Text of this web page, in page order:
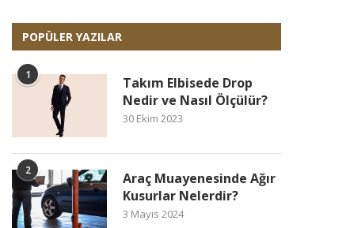
POPÜLER YAZILAR
1
Takım Elbisede Drop
Nedir ve Nasıl Ölçülür?
30 Ekim 2023
2
Araç Muayenesinde Ağır
Kusurlar Nelerdir?
3 Mayıs 2024